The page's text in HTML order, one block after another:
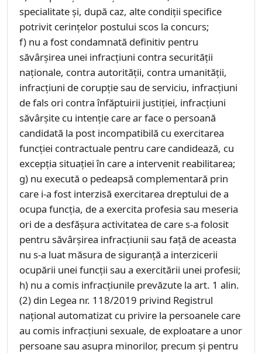
specialitate și, după caz, alte condiții specifice
potrivit cerințelor postului scos la concurs;
f) nu a fost condamnată definitiv pentru
săvârșirea unei infracțiuni contra securității
naționale, contra autorității, contra umanității,
infracțiuni de corupție sau de serviciu, infracțiuni
de fals ori contra înfăptuirii justiției, infracțiuni
săvârșite cu intenție care ar face o persoană
candidată la post incompatibilă cu exercitarea
funcției contractuale pentru care candidează, cu
excepția situației în care a intervenit reabilitarea;
g) nu execută o pedeapsă complementară prin
care i-a fost interzisă exercitarea dreptului de a
ocupa funcția, de a exercita profesia sau meseria
ori de a desfășura activitatea de care s-a folosit
pentru săvârșirea infracțiunii sau față de aceasta
nu s-a luat măsura de siguranță a interzicerii
ocupării unei funcții sau a exercitării unei profesii;
h) nu a comis infracțiunile prevăzute la art. 1 alin.
(2) din Legea nr. 118/2019 privind Registrul
național automatizat cu privire la persoanele care
au comis infracțiuni sexuale, de exploatare a unor
persoane sau asupra minorilor, precum și pentru